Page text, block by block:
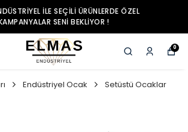
ENDÜSTRIYEL ILE SEÇILI ÜRÜNLERDE ÖZEL
KAMPANYALAR SENI BEKLIYOR !
0
Endüstriyel Ocak Setüstü Ocaklar